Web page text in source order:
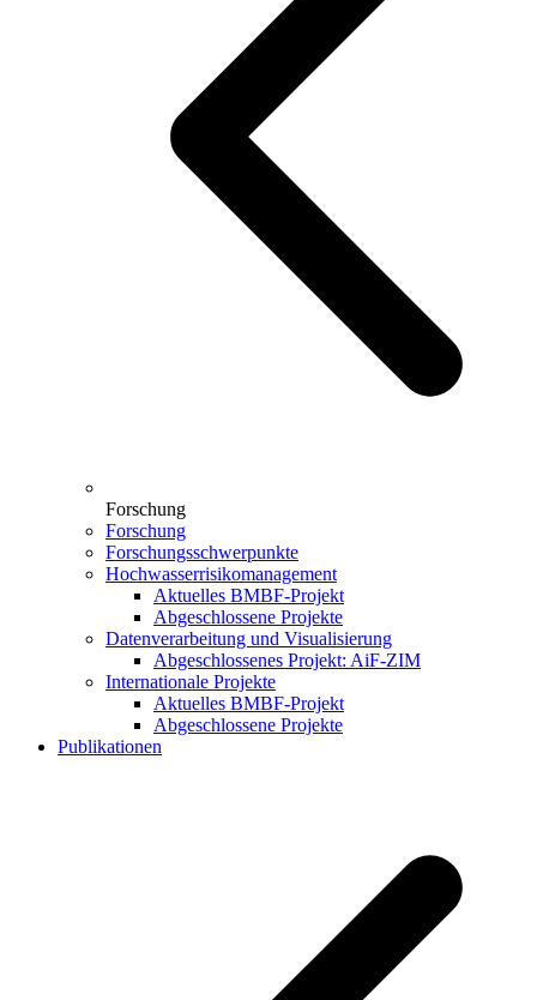
Forschung
Forschung
Forschungsschwerpunkte
Hochwasserrisikomanagement
Aktuelles BMBF-Projekt
Abgeschlossene Projekte
Datenverarbeitung und Visualisierung
Abgeschlossenes Projekt: AiF-ZIM
Internationale Projekte
Aktuelles BMBF-Projekt
Abgeschlossene Projekte
Publikationen